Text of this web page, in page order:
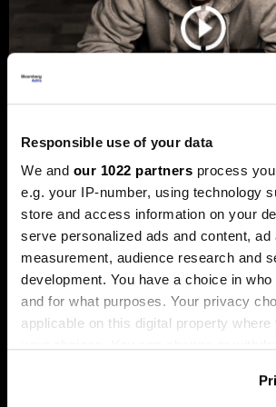
Responsible use of your data
We and our 1022 partners process
e.g. your IP-number, using technology
store and access information on your
serve personalized ads and content, ad
measurement, audience research and
development. You have a choice in
and for what purposes. Your privacy
applicable on this digital property where
Hakeri postaju brži uz AI,
nema štit protiv novih
BiH ulazi u novu fazu cyber prijetnji, ali
dovoljno povezana.